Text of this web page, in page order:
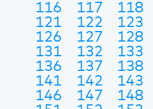
116
117 118
121
122 123
126
127 128
131
132 133
136
137 138
141
142 143
146
147 148